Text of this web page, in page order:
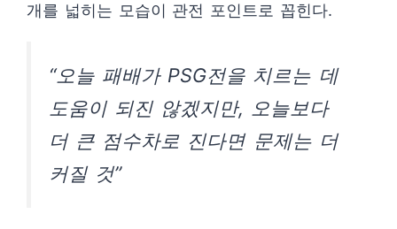
개를 넓히는 모습이 관전 포인트로 꼽힌다.
“오늘 패배가 PSG전을 치르는 데
도움이 되진 않겠지만, 오늘보다
더 큰 점수차로 진다면 문제는 더
커질 것”